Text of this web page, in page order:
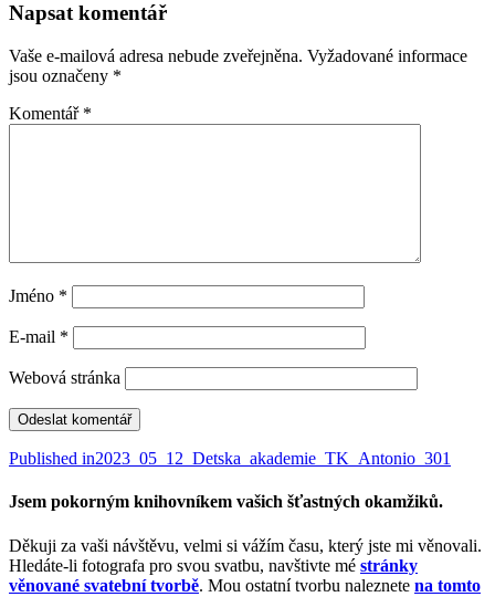
Napsat komentář
Vaše e-mailová adresa nebude zveřejněna. Vyžadované informace
jsou označeny *
Komentář *
Jméno *
E-mail *
Webová stránka
Navigace
pro
Published in2023_05_12_Detska_akademie_TK_Antonio_301
Jsem pokorným knihovníkem vašich šťastných okamžiků.
Děkuji za vaši návštěvu, velmi si vážím času, který jste mi věnovali.
Hledáte-li fotografa pro svou svatbu, navštivte mé stránky
věnované svatební tvorbě. Mou ostatní tvorbu naleznete na tomto